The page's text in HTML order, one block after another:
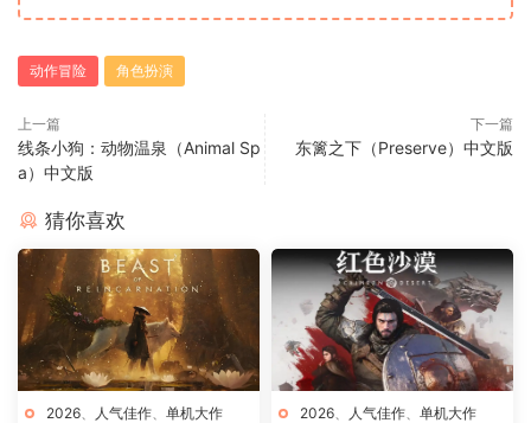
动作冒险 角色扮演
上一篇
线条小狗：动物温泉（Animal Sp
a）中文版
下一篇
东篱之下（Preserve）中文版
猜你喜欢
2026、 人气佳作、 单机大作 2026、 人气佳作、 单机大作